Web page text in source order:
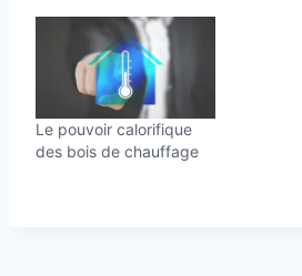
Le pouvoir calorifique
des bois de chauffage